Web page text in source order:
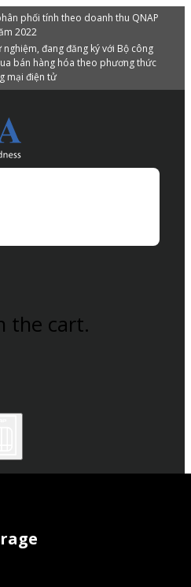
phối tính theo doanh thu QNAP
2022
đang đăng ký với Bộ công
bán hàng hóa theo phương thức
mại điện tử
the cart.